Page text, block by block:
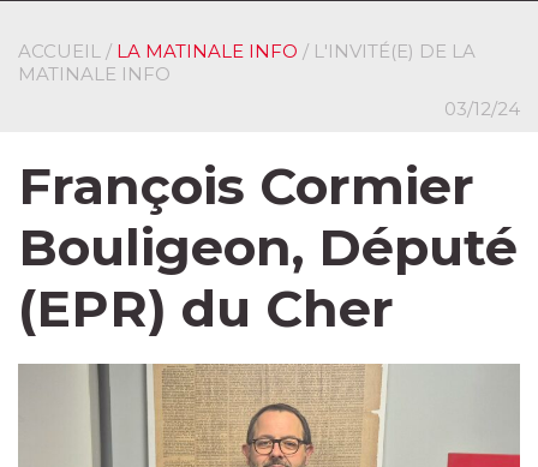
ACCUEIL / LA MATINALE INFO / L'INVITÉ(E) DE LA
MATINALE INFO
03/12/24
François Cormier
Bouligeon, Député
(EPR) du Cher